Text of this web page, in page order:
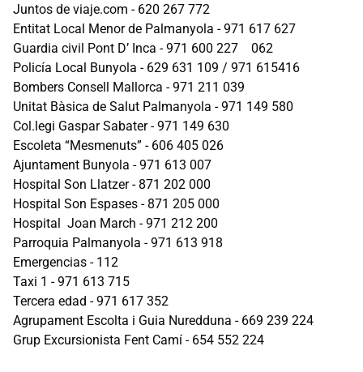
Juntos de viaje.com - 620 267 772
Entitat Local Menor de Palmanyola - 971 617 627
Guardia civil Pont D’ Inca - 971 600 227 062
Policía Local Bunyola - 629 631 109 / 971 615416
Bombers Consell Mallorca - 971 211 039
Unitat Bàsica de Salut Palmanyola - 971 149 580
Col.legi Gaspar Sabater - 971 149 630
Escoleta “Mesmenuts” - 606 405 026
Ajuntament Bunyola - 971 613 007
Hospital Son Llatzer - 871 202 000
Hospital Son Espases - 871 205 000
Hospital Joan March - 971 212 200
Parroquia Palmanyola - 971 613 918
Emergencias - 112
Taxi 1 - 971 613 715
Tercera edad - 971 617 352
Agrupament Escolta i Guia Nuredduna - 669 239 224
Grup Excursionista Fent Camí - 654 552 224